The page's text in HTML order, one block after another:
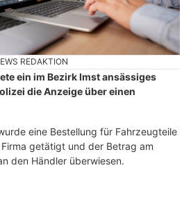
REDAKTION
ein im Bezirk Imst ansässiges
die Anzeige über einen
eine Bestellung für Fahrzeugteile
getätigt und der Betrag am
den Händler überwiesen.